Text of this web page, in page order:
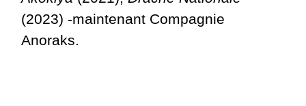
(2023) -maintenant Compagnie
Anoraks.